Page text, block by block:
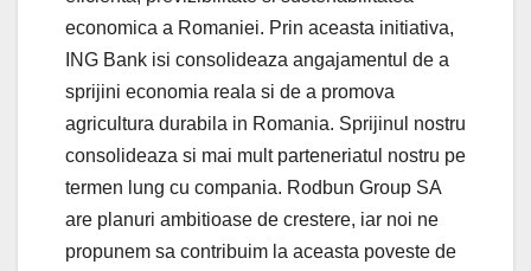
economica a Romaniei. Prin aceasta initiativa,
ING Bank isi consolideaza angajamentul de a
sprijini economia reala si de a promova
agricultura durabila in Romania. Sprijinul nostru
consolideaza si mai mult parteneriatul nostru pe
termen lung cu compania. Rodbun Group SA
are planuri ambitioase de crestere, iar noi ne
propunem sa contribuim la aceasta poveste de